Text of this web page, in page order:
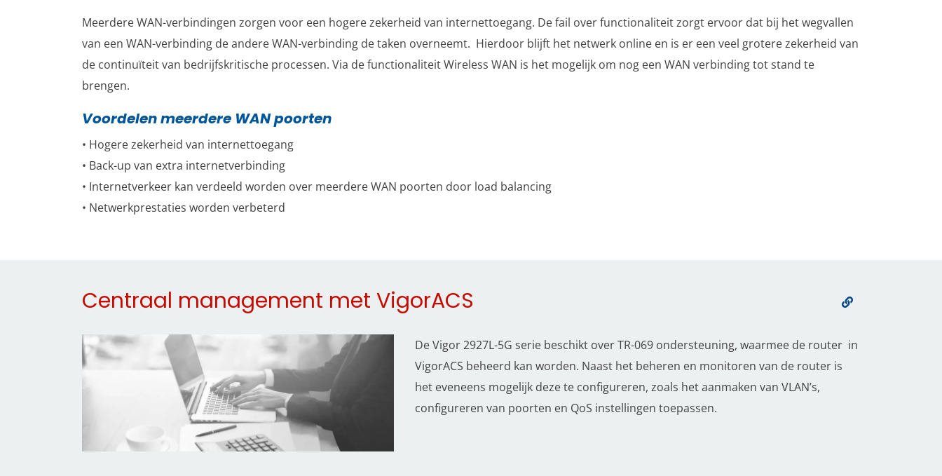
Meerdere WAN-verbindingen zorgen voor een hogere zekerheid van internettoegang. De fail over functionaliteit zorgt ervoor dat bij het wegvallen
van een WAN-verbinding de andere WAN-verbinding de taken overneemt. Hierdoor blijft het netwerk online en is er een veel grotere zekerheid van
de continuïteit van bedrijfskritische processen. Via de functionaliteit Wireless WAN is het mogelijk om nog een WAN verbinding tot stand te
brengen.
Voordelen meerdere WAN poorten
• Hogere zekerheid van internettoegang
• Back-up van extra internetverbinding
• Internetverkeer kan verdeeld worden over meerdere WAN poorten door load balancing
• Netwerkprestaties worden verbeterd
Centraal management met VigorACS
De Vigor 2927L-5G serie beschikt over TR-069 ondersteuning, waarmee de router in
VigorACS beheerd kan worden. Naast het beheren en monitoren van de router is
het eveneens mogelijk deze te configureren, zoals het aanmaken van VLAN’s,
configureren van poorten en QoS instellingen toepassen.